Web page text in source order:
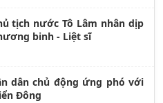
tịch nước Tô Lâm nhân dịp
binh - Liệt sĩ
dân chủ động ứng phó với
Đông